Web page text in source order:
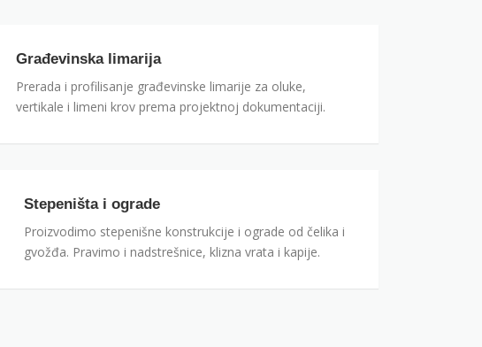
Građevinska limarija
Prerada i profilisanje građevinske limarije za oluke,
vertikale i limeni krov prema projektnoj dokumentaciji.
Stepeništa i ograde
Proizvodimo stepenišne konstrukcije i ograde od čelika i
gvožđa. Pravimo i nadstrešnice, klizna vrata i kapije.